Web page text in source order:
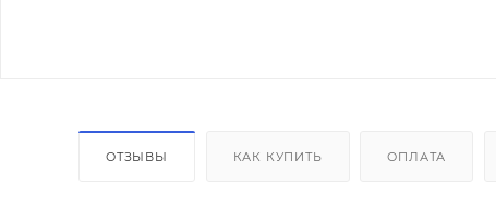
ОТЗЫВЫ КАК КУПИТЬ ОПЛАТА